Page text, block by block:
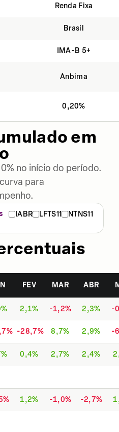
Renda Fixa
Brasil
IMA-B 5+
Anbima
0,20%
em
no início do período.
para
IABR LFTS11
NTNS11
FEV MAR ABR
2,1% -1,2% 2,3% -
-28,7% 8,7% 2,9% -
0,4% 2,7% 2,4%
1,2% -1,0% -2,7%